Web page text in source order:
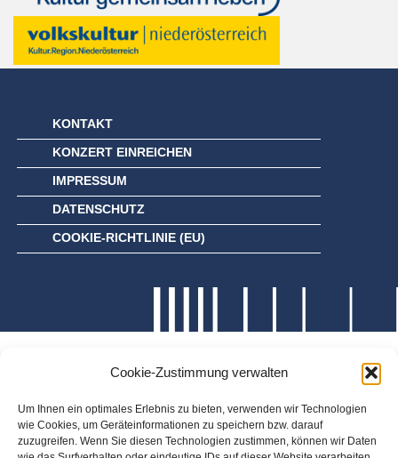
Cookie-Zustimmung verwalten
Um Ihnen ein optimales Erlebnis zu bieten, verwenden wir Technologien
wie Cookies, um Geräteinformationen zu speichern bzw. darauf
zuzugreifen. Wenn Sie diesen Technologien zustimmen, können wir Daten
KONTAKT
KONZERT EINREICHEN
IMPRESSUM
DATENSCHUTZ
COOKIE-RICHTLINIE (EU)